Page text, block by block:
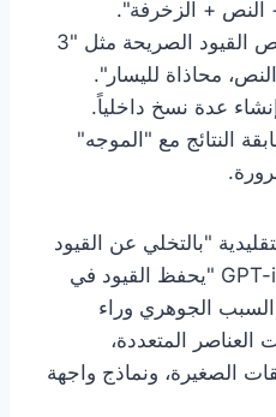
النص + الزخرفة".
: فحص القيود الصريحة مثل "3
محاذاة لليسار".
عدة نسخ داخلياً.
النتائج مع "الموجه"
"بالتخلي عن القيود
أثناء الرسم"، فإن GPT-image-2 "يحفظ القيود في
السبب الجوهري وراء
العناصر المتعددة،
الصغيرة، ونماذج واجهة